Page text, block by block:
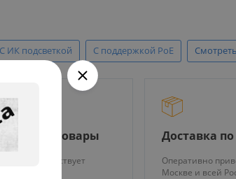
С ИК подсветкой С поддержкой PoE
на все товары
действует
Доставка
Оперативно
Москве и всей